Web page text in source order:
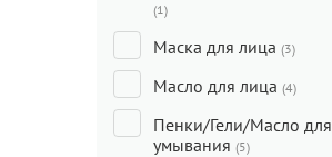
(1)
Маска для лица (3)
Масло для лица (4)
Пенки/Гели/Масло для
умывания (5)